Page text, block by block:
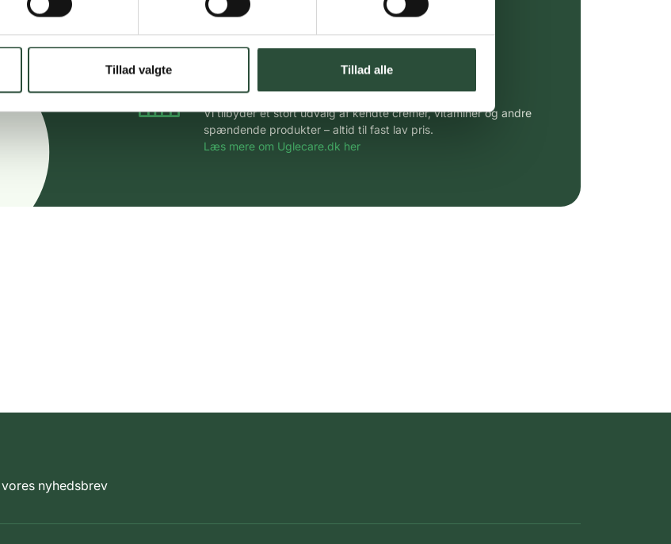
Tillad valgte Tillad alle
Faste lave priser*
*Gælder ikke ernæringsprodukter.
Stort udvalg af kendte produkter
Vi tilbyder et stort udvalg af kendte cremer, vitaminer og andre
spændende produkter – altid til fast lav pris.
Læs mere om Uglecare.dk her
nyhedsbrev